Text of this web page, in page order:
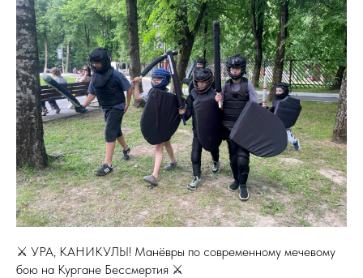
⚔ УРА, КАНИКУЛЫ! Манёвры по современному мечевому
бою на Кургане Бессмертия ⚔